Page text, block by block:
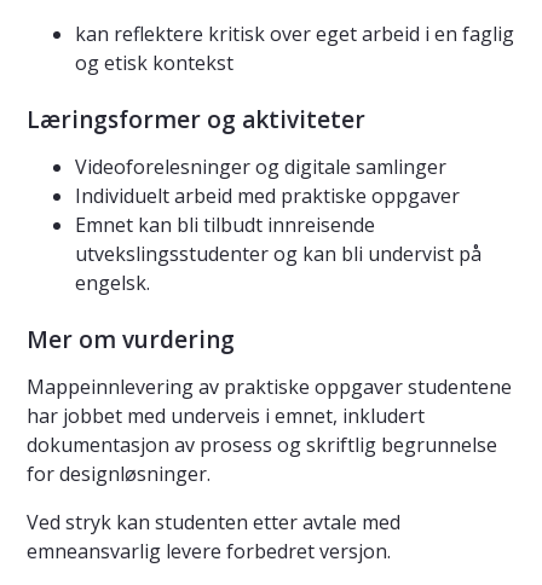
kan reflektere kritisk over eget arbeid i en faglig
og etisk kontekst
Læringsformer og aktiviteter
Videoforelesninger og digitale samlinger
Individuelt arbeid med praktiske oppgaver
Emnet kan bli tilbudt innreisende
utvekslingsstudenter og kan bli undervist på
engelsk.
Mer om vurdering
Mappeinnlevering av praktiske oppgaver studentene
har jobbet med underveis i emnet, inkludert
dokumentasjon av prosess og skriftlig begrunnelse
for designløsninger.
Ved stryk kan studenten etter avtale med
emneansvarlig levere forbedret versjon.